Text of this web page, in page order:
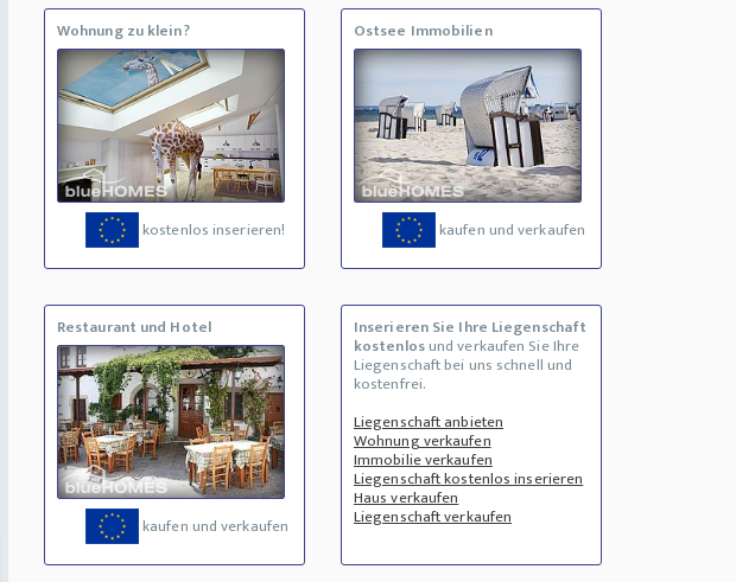
Wohnung zu klein?
kostenlos inserieren!
Ostsee Immobilien
kaufen und verkaufen
Restaurant und Hotel
kaufen und verkaufen
Inserieren Sie Ihre Liegenschaft
kostenlosund verkaufen Sie Ihre
Liegenschaft bei uns schnell und
kostenfrei.
Liegenschaft anbieten
Wohnung verkaufen
Immobilie verkaufen
Liegenschaft kostenlos inserieren
Haus verkaufen
Liegenschaft verkaufen